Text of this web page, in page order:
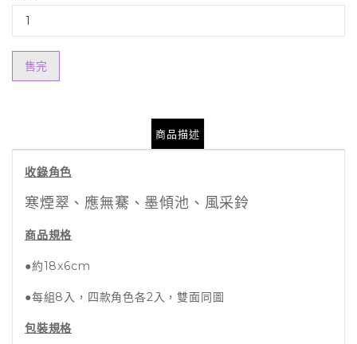
售完
商品描述
收錄角色
寒煙翠、應無騫、墨傾池、風采鈴
商品規格
●約18x6cm
●每組8入，四款角色各2入，雙面同圖
包裝規格